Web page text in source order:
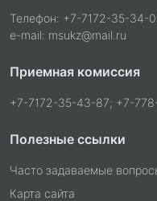
Телефон: +7-7172-35-34-
e-mail: msukz@mail.ru
Приемная комиссия
+7-7172-35-43-87; +7-
Полезные ссылки
Часто задаваемые
Карта сайта